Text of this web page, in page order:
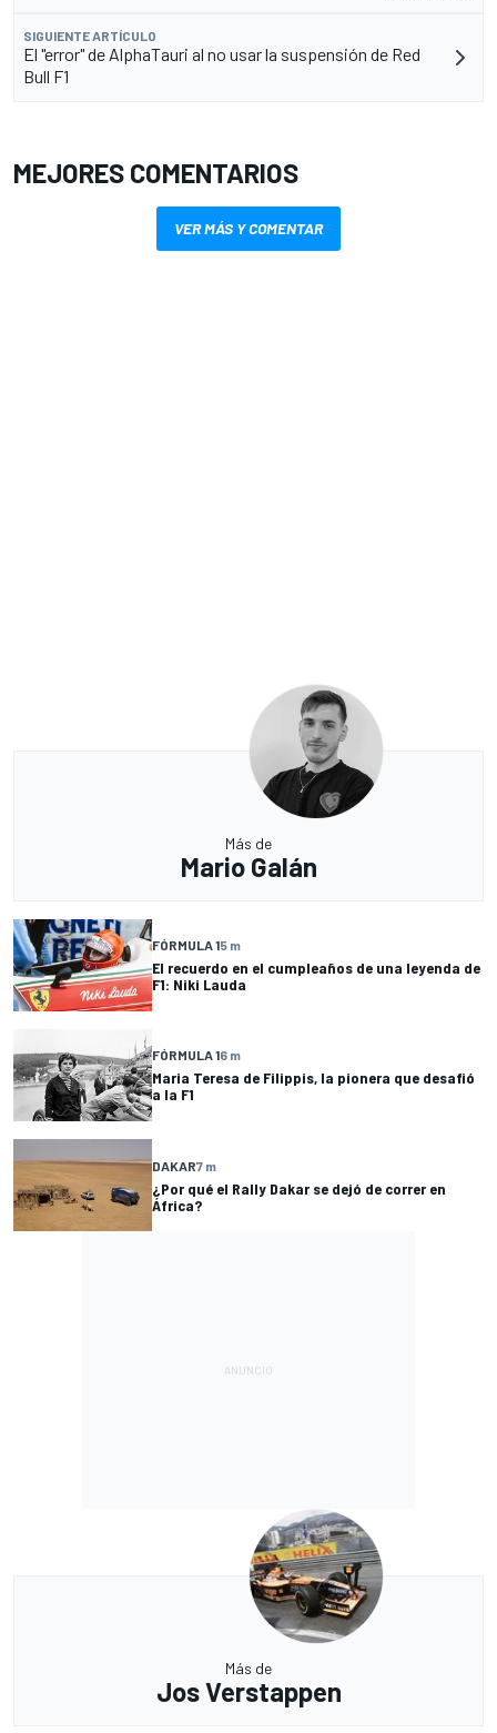
SIGUIENTE ARTÍCULO
El "error" de AlphaTauri al no usar la suspensión de Red
Bull F1
MEJORES COMENTARIOS
VER MÁS Y COMENTAR
Más de
Mario Galán
FÓRMULA 15 m
El recuerdo en el cumpleaños de una leyenda de
F1: Niki Lauda
FÓRMULA 16 m
Maria Teresa de Filippis, la pionera que desafió
a la F1
DAKAR7 m
¿Por qué el Rally Dakar se dejó de correr en
África?
Más de
Jos Verstappen